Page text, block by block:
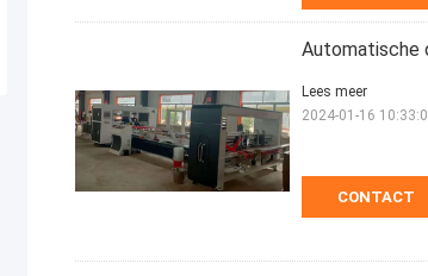
Automatische
CONTACT
Lees meer
2024-01-16